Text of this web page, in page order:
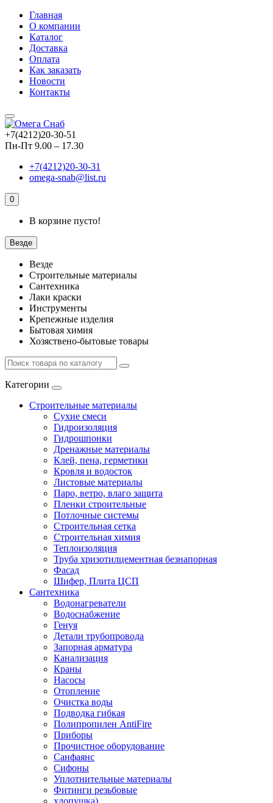
Главная
О компании
Каталог
Доставка
Оплата
Как заказать
Новости
Контакты
+7(4212)20-30-51
Пн-Пт 9.00 – 17.30
+7(4212)20-30-31
omega-snab@list.ru
0
В корзине пусто!
Везде
Везде
Строительные материалы
Сантехника
Лаки краски
Инструменты
Крепежные изделия
Бытовая химия
Хозяствено-бытовые товары
Категории
Строительные материалы
Сухие смеси
Гидроизоляция
Гидрошпонки
Дренажные материалы
Клей, пена, герметики
Кровля и водосток
Листовые материалы
Паро, ветро, влаго защита
Пленки строительные
Потлочные системы
Строительная сетка
Строительная химия
Теплоизоляция
Труба хризотилцементная безнапорная
Фасад
Шифер, Плита ЦСП
Сантехника
Водонагреватели
Водоснабжение
Генуя
Детали трубопровода
Запорная арматура
Канализация
Краны
Насосы
Отопление
Очистка воды
Подводка гибкая
Полипропилен AntiFire
Приборы
Прочистное оборудование
Санфаянс
Сифоны
Уплотнительные материалы
Фитинги резьбовые
хлопушка)